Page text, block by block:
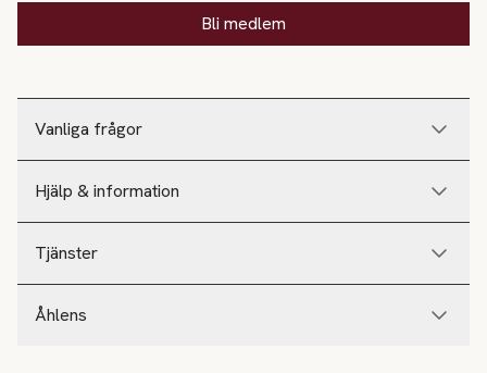
Vanliga frågor
Hjälp & information
Tjänster
Åhlens
Bli medlem